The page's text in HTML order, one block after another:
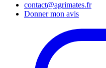
contact@agrimates.fr
Donner mon avis